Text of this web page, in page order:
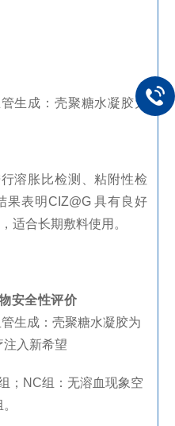
溶胀比检测、粘附性检
果表明CIZ@G具有良好
适合长期敷料使用。
安全性评价
；NC组：无溶血现象空